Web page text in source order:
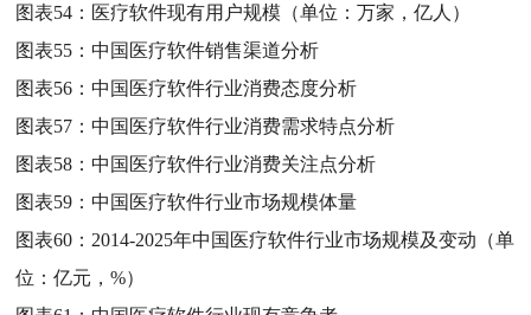
图表54： 医疗软件现有用户规模（单位：万家，亿人）
图表55：中国医疗软件销售渠道分析
图表56：中国医疗软件行业消费态度分析
图表57：中国医疗软件行业消费需求特点分析
图表58：中国医疗软件行业消费关注点分析
图表59：中国医疗软件行业市场规模体量
图表60： 2014-2025年中国医疗软件行业市场规模及变动（单
位：亿元，%）